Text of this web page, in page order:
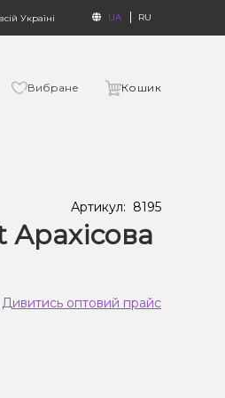
Україні UA RU
Вибране Кошик
Артикул: 8195
Дивитись оптовий прайс